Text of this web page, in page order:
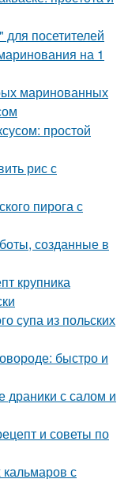
посетителей
на 1
маринованных
простой
рис с
пирога с
созданные в
крупника
супа из польских
быстро и
драники с салом и
и советы по
с